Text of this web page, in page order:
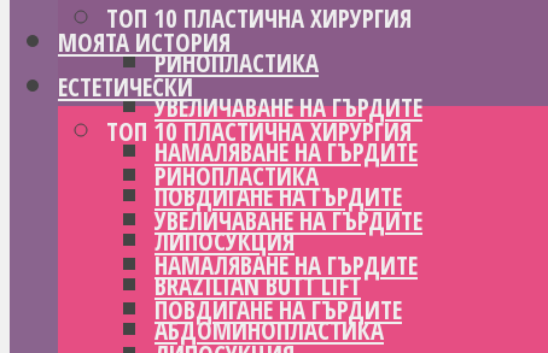
ТОП 10 ПЛАСТИЧНА ХИРУРГИЯ
РИНОПЛАСТИКА
УВЕЛИЧАВАНЕ НА ГЪРДИТЕ
НАМАЛЯВАНЕ НА ГЪРДИТЕ
ПОВДИГАНЕ НА ГЪРДИТЕ
ЛИПОСУКЦИЯ
BRAZILIAN BUTT LIFT
АБДОМИНОПЛАСТИКА
МОЯТА ИСТОРИЯ
ЕСТЕТИЧЕСКИ
ТОП 10 ПЛАСТИЧНА ХИРУРГИЯ
РИНОПЛАСТИКА
УВЕЛИЧАВАНЕ НА ГЪРДИТЕ
НАМАЛЯВАНЕ НА ГЪРДИТЕ
ПОВДИГАНЕ НА ГЪРДИТЕ